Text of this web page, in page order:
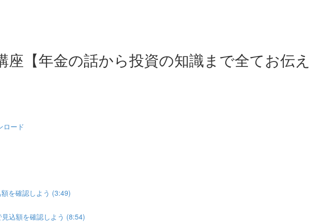
座【年金の話から投資の知識まで全てお伝え
ロード
を確認しよう (3:49)
込額を確認しよう (8:54)